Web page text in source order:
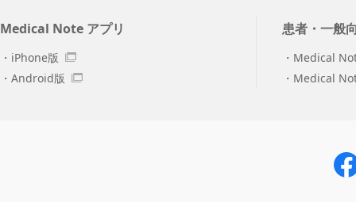
Medical Note アプリ
iPhone版
Android版
患者・一般
Medical
Medical